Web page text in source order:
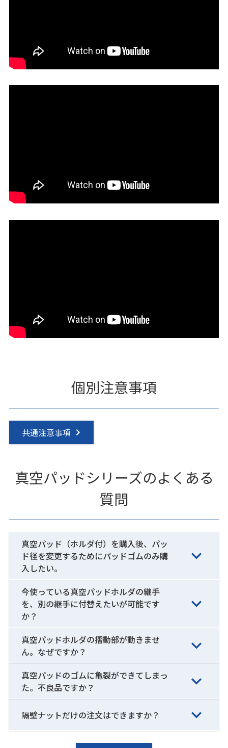
個別注意事項
共通注意事項
真空パッドシリーズのよくある
質問
真空パッド（ホルダ付）を購入後、パッ
ド径を変更するためにパッドゴムのみ購
入したい。
今使っている真空パッドホルダの継手
を、別の継手に付替えたいが可能です
か？
真空パッドホルダの摺動部が動きませ
ん。なぜですか？
真空パッドのゴムに亀裂ができてしまっ
た。不良品ですか？
隔壁ナットだけの注文はできますか？